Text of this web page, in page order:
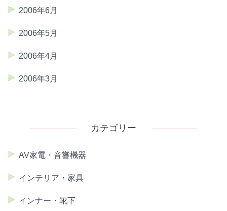
2006年6月
2006年5月
2006年4月
2006年3月
カテゴリー
AV家電・音響機器
インテリア・家具
インナー・靴下